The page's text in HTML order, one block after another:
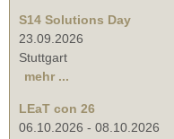
S14 Solutions Day
23.09.2026
Stuttgart
mehr ...
LEaT con 26
06.10.2026 - 08.10.2026